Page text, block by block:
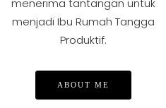
menjadi Ibu Rumah Tangga
Produktif.
ABOUT ME